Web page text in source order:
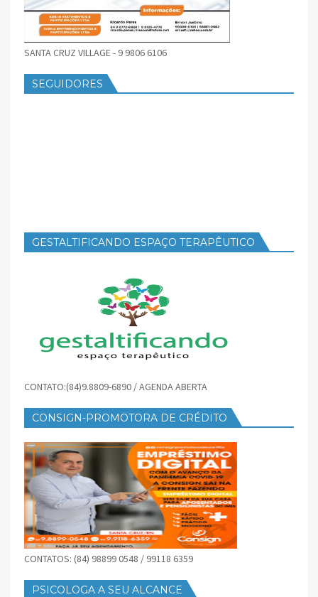
SANTA CRUZ VILLAGE - 9 9806 6106
SEGUIDORES
GESTALTIFICANDO ESPAÇO TERAPÊUTICO
CONTATO:(84)9.8809-6890 / AGENDA ABERTA
CONSIGN-PROMOTORA DE CRÉDITO
CONTATOS: (84) 98899 0548 / 99118 6359
PSICOLOGA A SEU ALCANCE